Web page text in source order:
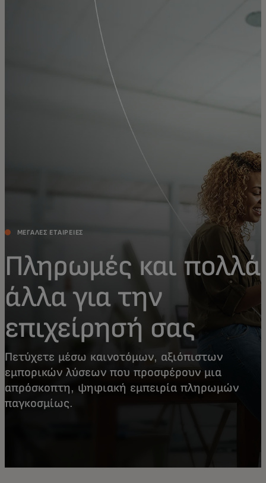
Για επιχειρήσεις
ΜΕΓΆΛΕΣ ΕΤΑΙΡΕΊΕΣ
Πληρωμές και πολλά
άλλα για την
επιχείρησή σας
Πετύχετε μέσω καινοτόμων, αξιόπιστων
εμπορικών λύσεων που προσφέρουν μια
απρόσκοπτη, ψηφιακή εμπειρία πληρωμών
παγκοσμίως.